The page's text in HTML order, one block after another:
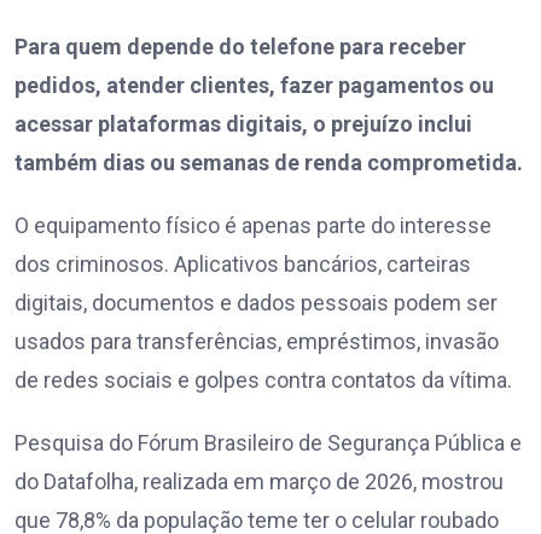
Para quem depende do telefone para receber
pedidos, atender clientes, fazer pagamentos ou
acessar plataformas digitais, o prejuízo inclui
também dias ou semanas de renda comprometida.
O equipamento físico é apenas parte do interesse
dos criminosos. Aplicativos bancários, carteiras
digitais, documentos e dados pessoais podem ser
usados para transferências, empréstimos, invasão
de redes sociais e golpes contra contatos da vítima.
Pesquisa do Fórum Brasileiro de Segurança Pública e
do Datafolha, realizada em março de 2026, mostrou
que 78,8% da população teme ter o celular roubado